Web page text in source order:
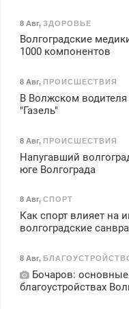
8 Авг, ЗДОРОВЬЕ
Волгоградские
1000 компонентов
8 Авг, ПРОИСШЕСТВИЯ
В Волжском
"Газель"
8 Авг, ПРОИСШЕСТВИЯ
Напугавший
юге Волгограда
8 Авг, СПОРТ
Как спорт влияет на
волгоградские
8 Авг,
Бочаров: основные
благоустройствах